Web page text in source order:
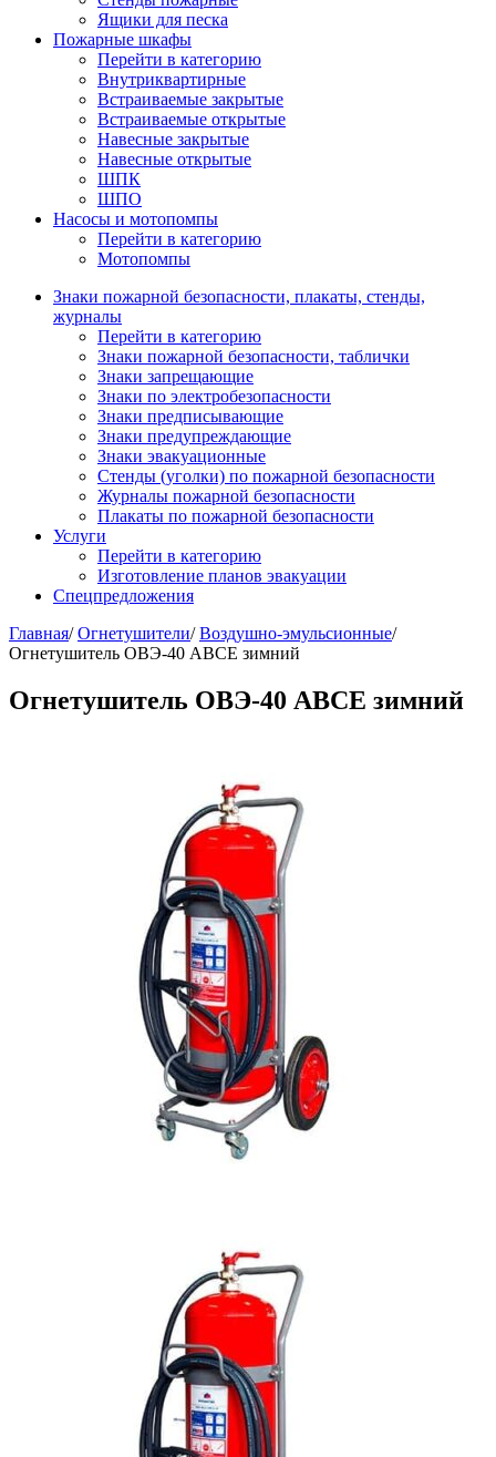
Ящики для песка
Пожарные шкафы
Перейти в категорию
Внутриквартирные
Встраиваемые закрытые
Встраиваемые открытые
Навесные закрытые
Навесные открытые
ШПК
ШПО
Насосы и мотопомпы
Перейти в категорию
Мотопомпы
Знаки пожарной безопасности, плакаты, стенды,
журналы
Перейти в категорию
Знаки пожарной безопасности, таблички
Знаки запрещающие
Знаки по электробезопасности
Знаки предписывающие
Знаки предупреждающие
Знаки эвакуационные
Стенды (уголки) по пожарной безопасности
Журналы пожарной безопасности
Плакаты по пожарной безопасности
Услуги
Перейти в категорию
Изготовление планов эвакуации
Спецпредложения
Главная/Огнетушители/Воздушно-эмульсионные/
Огнетушитель ОВЭ-40 АВСЕ зимний
Огнетушитель ОВЭ-40 АВСЕ зимний